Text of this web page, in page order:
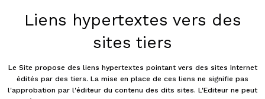
Liens hypertextes vers des
sites tiers
Le Site propose des liens hypertextes pointant vers des sites Internet
édités par des tiers. La mise en place de ces liens ne signifie pas
l'approbation par l'éditeur du contenu des dits sites. L'Editeur ne peut